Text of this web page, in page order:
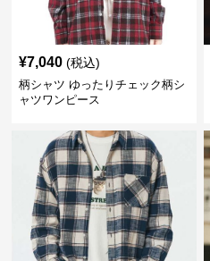
¥7,040 (税込)
柄シャツ ゆったりチェック柄シ
ャツワンピース